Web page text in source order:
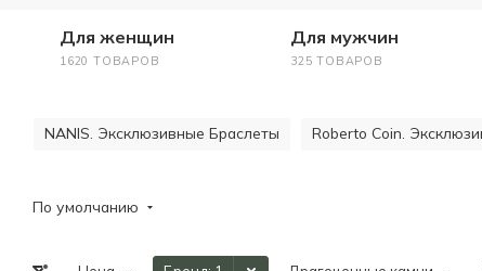
Для женщин
1620 ТОВАРОВ
Для мужчин
325 ТОВАРОВ
NANIS. Эксклюзивные Браслеты Roberto Coin.
По умолчанию